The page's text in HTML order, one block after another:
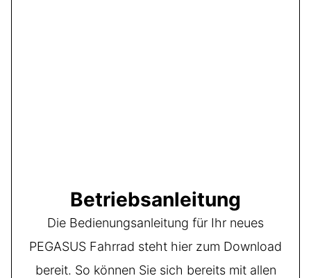
Betriebsanleitung
Die Bedienungsanleitung für Ihr neues
PEGASUS Fahrrad steht hier zum Download
bereit. So können Sie sich bereits mit allen